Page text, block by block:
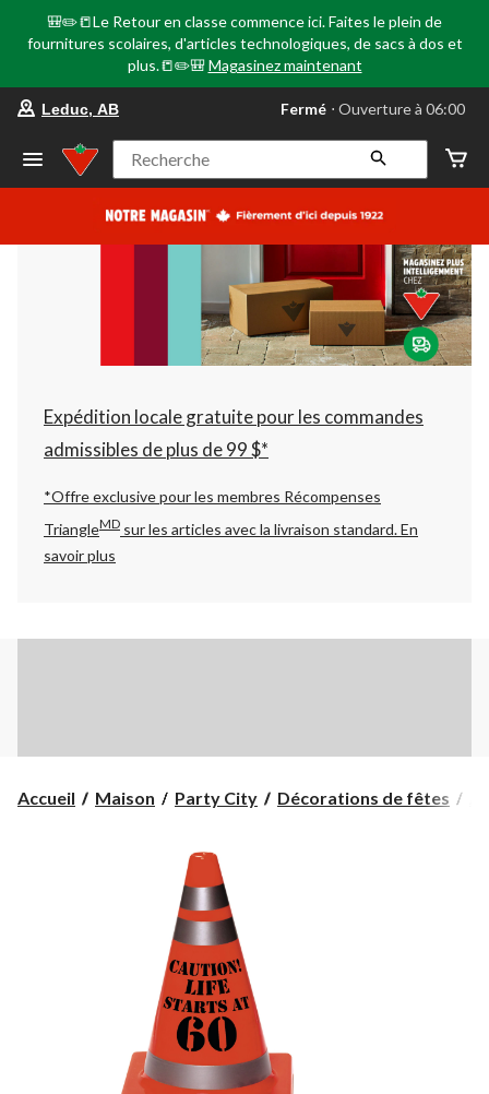
🎒✏️📒Le Retour en classe commence ici. Faites le plein de
fournitures scolaires, d'articles technologiques, de sacs à dos et
plus.📒✏️🎒 Magasinez maintenant
votre
préféré
Leduc,
AB,
courament
Ouverture
à
06:00
cliquer
pour
changer
Leduc, AB Fermé ⋅ Ouverture à 06:00
Recherche
Expédition locale gratuite pour les commandes
admissibles de plus de 99 $*
*Offre exclusive pour les membres Récompenses
TriangleMD sur les articles avec la livraison standard.En
savoir plus
Accueil Maison Party City Décorations de fêtes